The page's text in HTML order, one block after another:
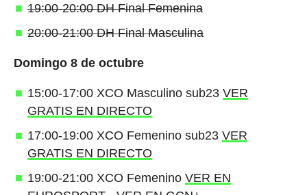
19:00-20:00 DH Final Femenina
20:00-21:00 DH Final Masculina
Domingo 8 de octubre
15:00-17:00 XCO Masculino sub23 VER
GRATIS EN DIRECTO
17:00-19:00 XCO Femenino sub23 VER
GRATIS EN DIRECTO
19:00-21:00 XCO Femenino VER EN